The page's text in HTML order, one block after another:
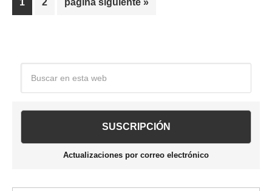
1 2 página siguiente »
Barra
lateral
principal
Actualizaciones por correo electrónico